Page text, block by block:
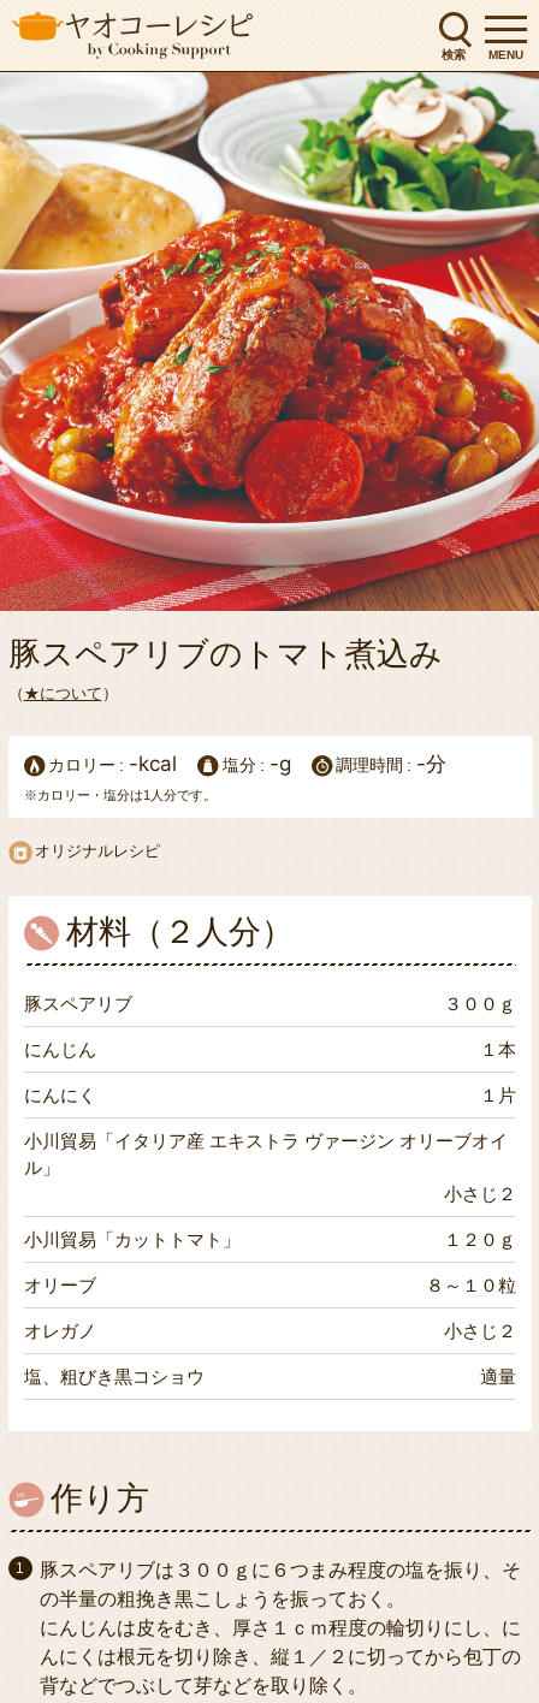
検索 MENU
豚スペアリブのトマト煮込み
（ ★について ）
カロリー -kcal 塩分 -g 調理時間 -分
※カロリー・塩分は1人分です。
オリジナルレシピ
材料（２人分）
豚スペアリブ ３００ｇ
にんじん １本
にんにく １片
小川貿易「イタリア産 エキストラ ヴァージン オリーブオイ
ル」
小さじ２
小川貿易「カットトマト」 １２０ｇ
オリーブ ８～１０粒
オレガノ 小さじ２
塩、粗びき黒コショウ 適量
作り方
豚スペアリブは３００ｇに６つまみ程度の塩を振り、そ
の半量の粗挽き黒こしょうを振っておく。
にんじんは皮をむき、厚さ１ｃｍ程度の輪切りにし、に
んにくは根元を切り除き、縦１／２に切ってから包丁の
背などでつぶして芽などを取り除く。